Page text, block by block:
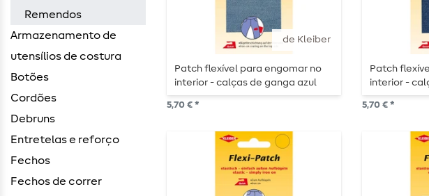
Remendos
Armazenamento de
utensílios de costura
Botões
Cordões
Debruns
Entretelas e reforço
Fechos
Fechos de correr
de Kleiber
Patch flexível para engomar no
interior - calças de ganga azul
claro
5,70 € *
Patch
interior -
médio
5,70 € *